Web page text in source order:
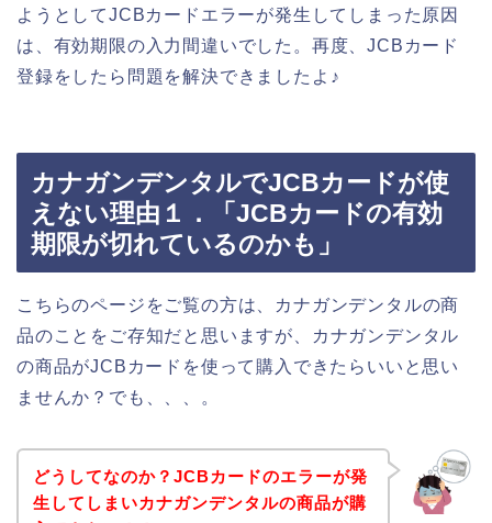
ようとしてJCBカードエラーが発生してしまった原因
は、有効期限の入力間違いでした。再度、JCBカード
登録をしたら問題を解決できましたよ♪
カナガンデンタルでJCBカードが使
えない理由１．「JCBカードの有効
期限が切れているのかも」
こちらのページをご覧の方は、カナガンデンタルの商
品のことをご存知だと思いますが、カナガンデンタル
の商品がJCBカードを使って購入できたらいいと思い
ませんか？でも、、、。
どうしてなのか？JCBカードのエラーが発
生してしまいカナガンデンタルの商品が購